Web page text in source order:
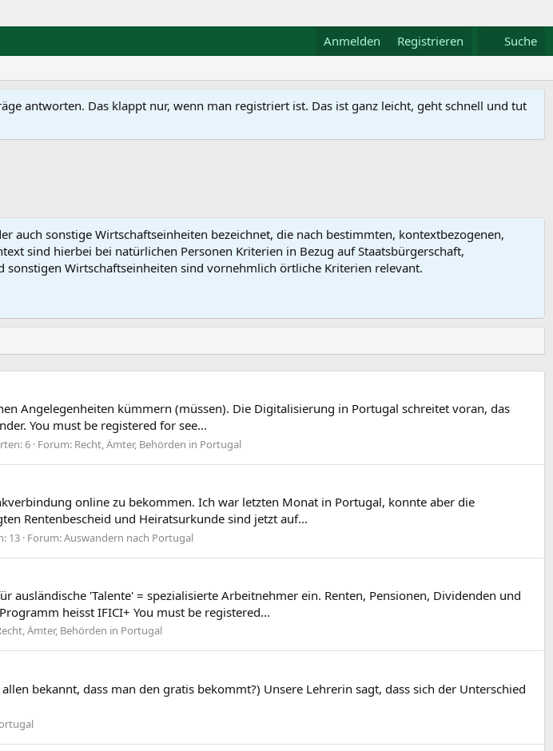
Anmelden Registrieren Suche
antworten. Das klappt nur, wenn man registriert ist. Das ist ganz leicht, geht schnell und tut
auch sonstige Wirtschaftseinheiten bezeichnet, die nach bestimmten, kontextbezogenen,
sind hierbei bei natürlichen Personen Kriterien in Bezug auf Staatsbürgerschaft,
Wirtschaftseinheiten sind vornehmlich örtliche Kriterien relevant.
Angelegenheiten kümmern (müssen). Die Digitalisierung in Portugal schreitet voran, das
You must be registered for see...
6 Forum: Recht, Ämter, Behörden in Portugal
online zu bekommen. Ich war letzten Monat in Portugal, konnte aber die
Rentenbescheid und Heiratsurkunde sind jetzt auf...
13 Forum:Auswandern nach Portugal
'Talente' = spezialisierte Arbeitnehmer ein. Renten, Pensionen, Dividenden und
heisst IFICI+ You must be registered...
Ämter, Behörden in Portugal
bekannt, dass man den gratis bekommt?) Unsere Lehrerin sagt, dass sich der Unterschied